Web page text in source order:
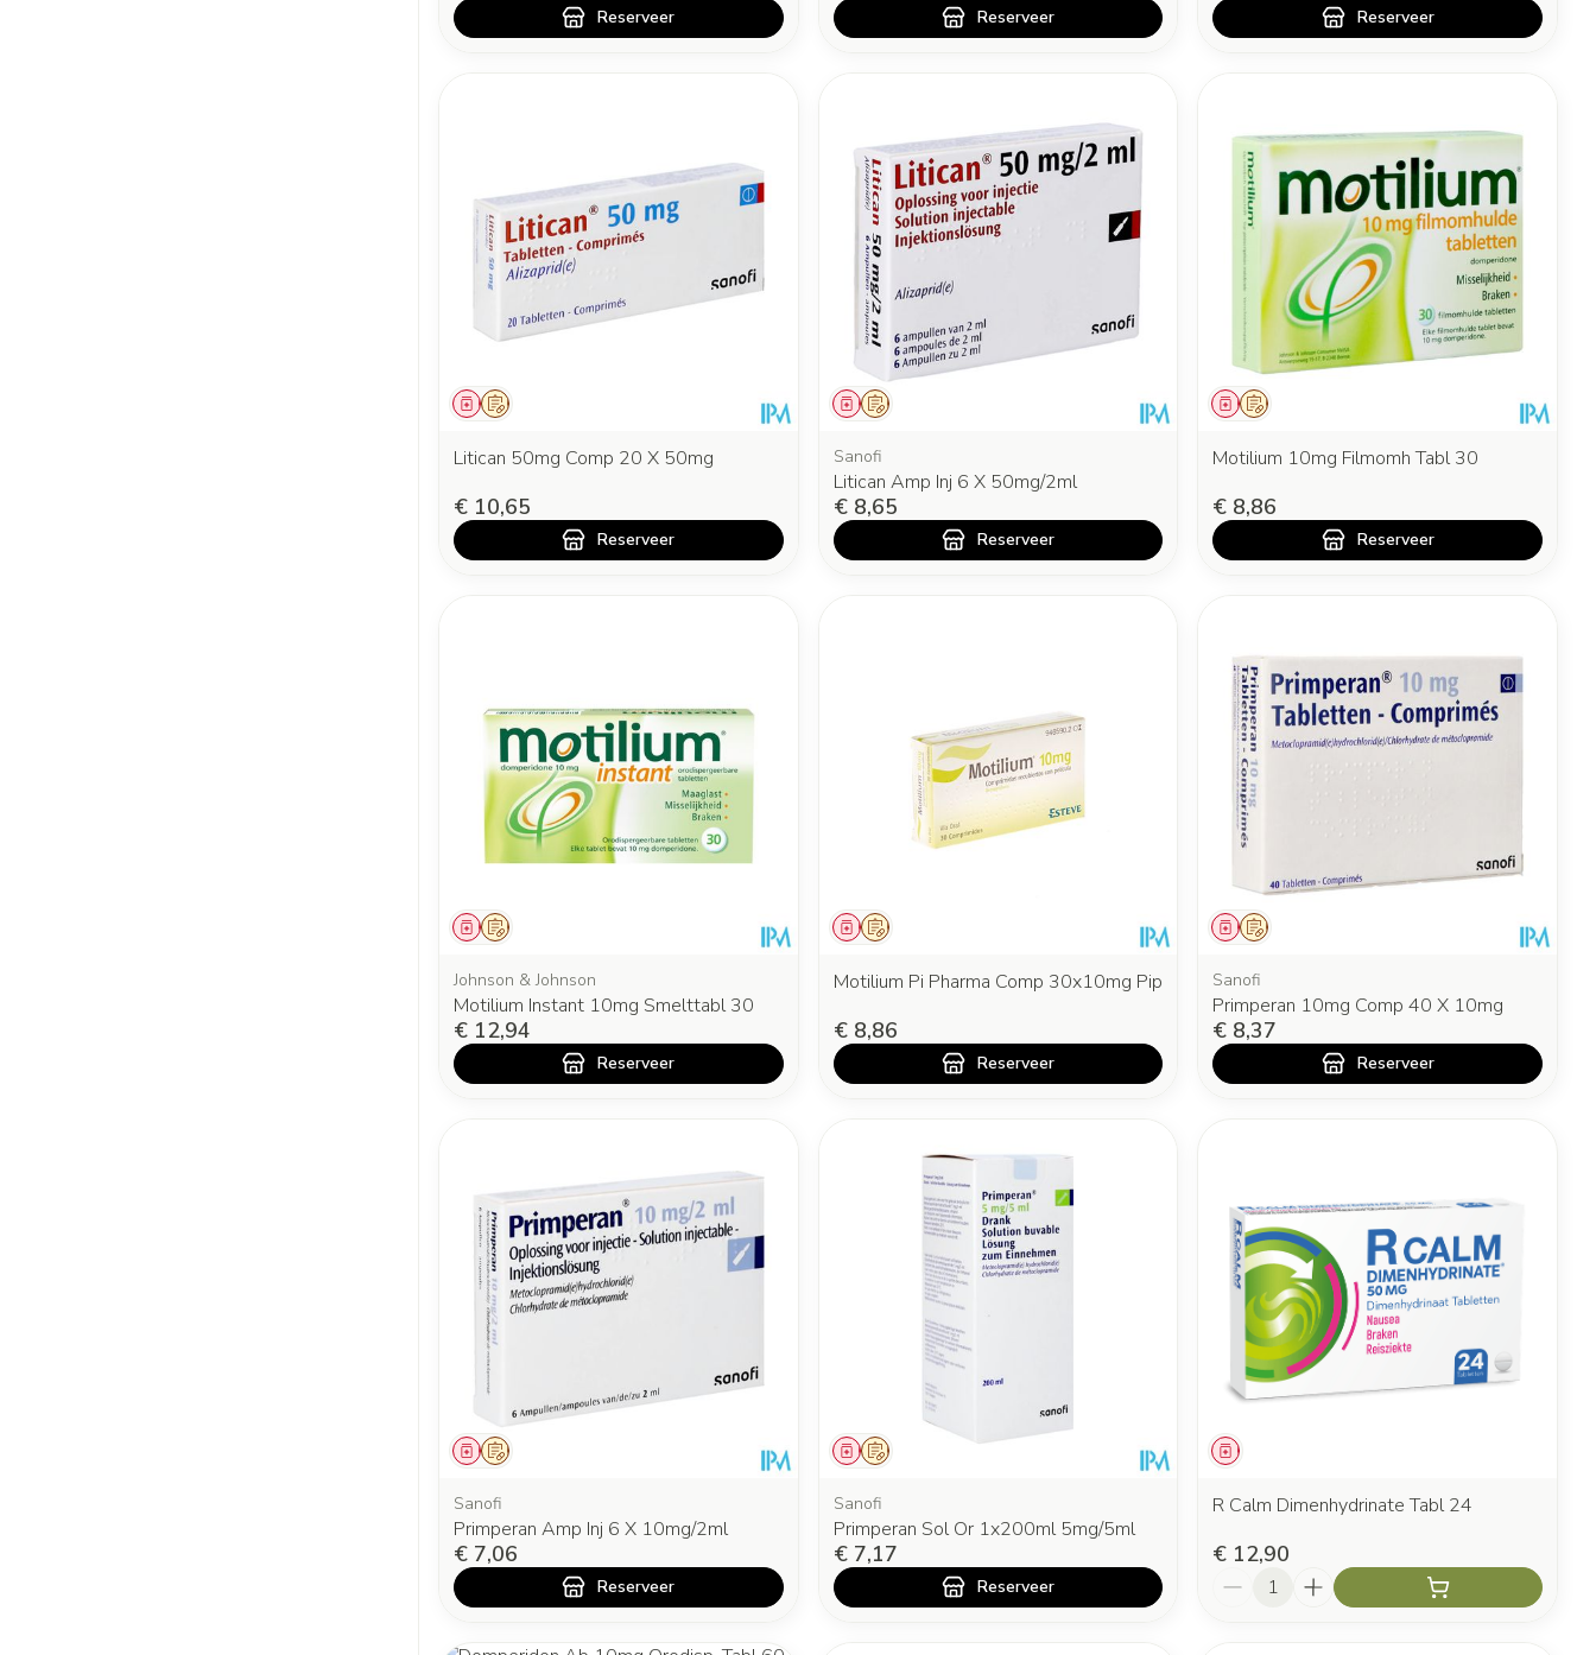
Reserveer Reserveer Reserveer
Op voorschrift
Geneesmiddel
Litican 50mg Comp 20 X 50mg
€ 10,65
Reserveer
Op voorschrift
Geneesmiddel
Sanofi
Litican Amp Inj 6 X 50mg/2ml
€ 8,65
Reserveer
Op voorschrift
Geneesmiddel
Motilium 10mg Filmomh Tabl 30
€ 8,86
Reserveer
Op voorschrift
Geneesmiddel
Johnson & Johnson
Motilium Instant 10mg Smelttabl 30
€ 12,94
Reserveer
Op voorschrift
Geneesmiddel
Motilium Pi Pharma Comp 30x10mg Pip
€ 8,86
Reserveer
Op voorschrift
Geneesmiddel
Sanofi
Primperan 10mg Comp 40 X 10mg
€ 8,37
Reserveer
Op voorschrift
Geneesmiddel
Sanofi
Primperan Amp Inj 6 X 10mg/2ml
€ 7,06
Reserveer
Op voorschrift
Geneesmiddel
Sanofi
Primperan Sol Or 1x200ml 5mg/5ml
€ 7,17
Reserveer
Geneesmiddel
R Calm Dimenhydrinate Tabl 24
€ 12,90
Aantal